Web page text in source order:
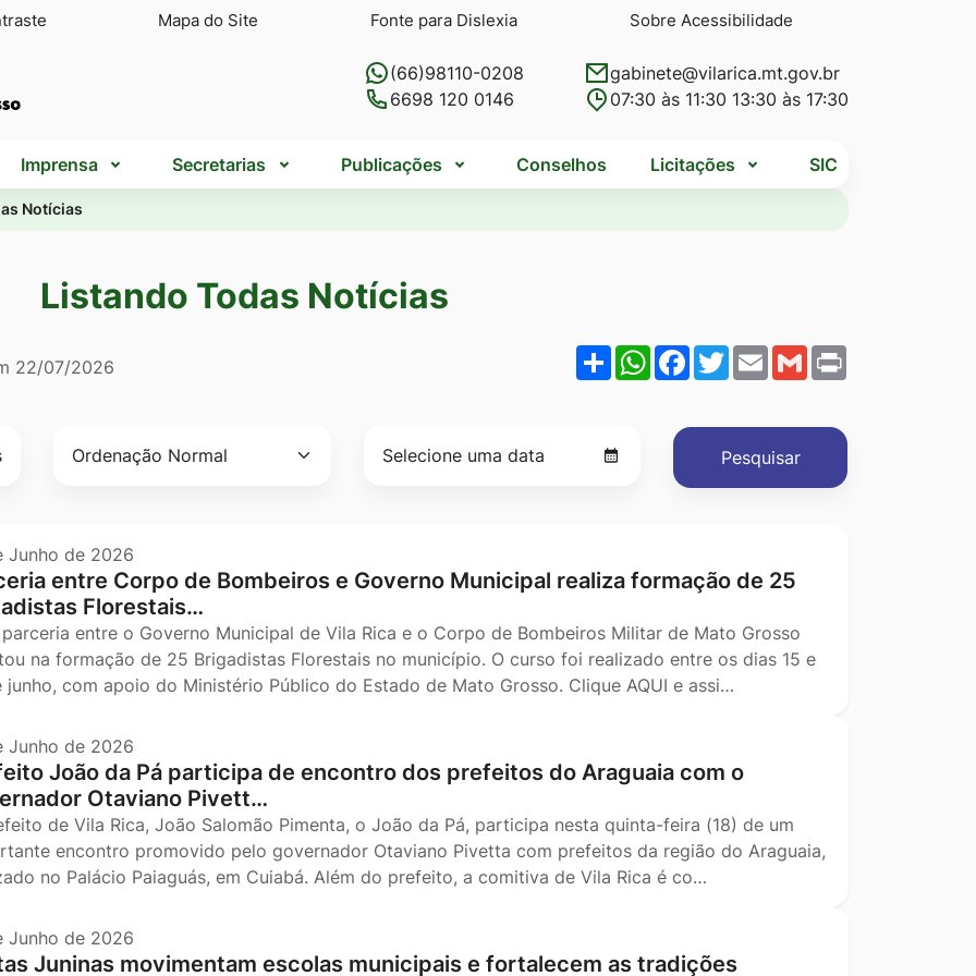
Mapa do Site Fonte para Dislexia Sobre Acessibilidade
(66)98110-0208
6698 120 0146
gabinete@vilarica.mt.gov.br
07:30 às 11:30 13:30 às 17:30
Imprensa Secretarias Publicações Conselhos Licitações SIC
Notícias
Listando Todas Notícias
Todas Notícias
22/07/2026 ShareWhatsApp
Facebook
Twitter
EmailGmail
Pesquisar
Junho de 2026
entre Corpo de Bombeiros e Governo Municipal realiza formação de 25
Florestais…
entre o Governo Municipal de Vila Rica e o Corpo de Bombeiros Militar de Mato Grosso
na formação de 25 Brigadistas Florestais no município. O curso foi realizado entre os dias 15 e
junho, com apoio do Ministério Público do Estado de Mato Grosso. Clique AQUI e assi…
Junho de 2026
João da Pá participa de encontro dos prefeitos do Araguaia com o
Otaviano Pivett…
de Vila Rica, João Salomão Pimenta, o João da Pá, participa nesta quinta-feira (18) de um
encontro promovido pelo governador Otaviano Pivetta com prefeitos da região do Araguaia,
no Palácio Paiaguás, em Cuiabá. Além do prefeito, a comitiva de Vila Rica é co…
Junho de 2026
Juninas movimentam escolas municipais e fortalecem as tradições